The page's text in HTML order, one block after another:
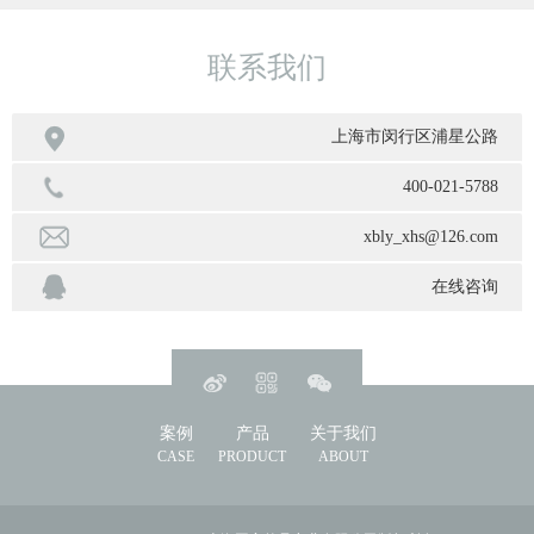
联系我们
 上海市闵行区浦星公路
400-021-5788
xbly_xhs@126.com
在线咨询
案例
CASE
产品
PRODUCT
关于我们
ABOUT